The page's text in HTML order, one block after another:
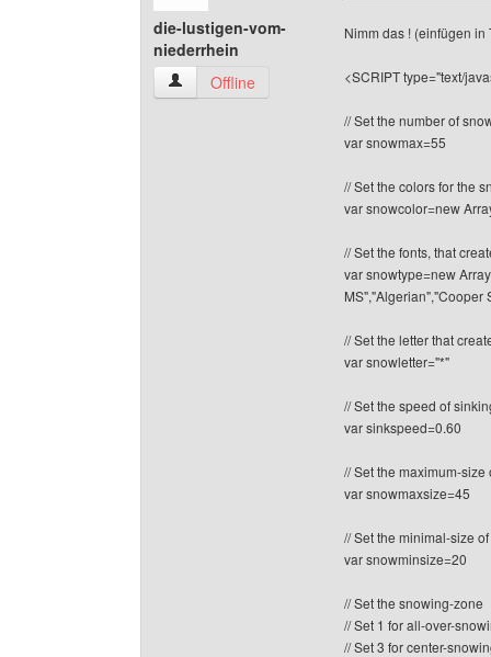
die-lustigen-vom-
niederrhein
die-lustigen-vom-niederrhein Benutzer-Profile
Offline
Nimm das ! (einfügen in
<SCRIPT type="text/
// Set the number of
var snowmax=55
// Set the colors for the
var snowcolor=new
// Set the fonts, that
var snowtype=new
MS","Algerian","Cooper
// Set the letter that
var snowletter="*"
// Set the speed of
var sinkspeed=0.60
// Set the maximum-
var snowmaxsize=45
// Set the minimal-size
var snowminsize=20
// Set the snowing-zone
// Set 1 for all-over-
// Set 3 for center-